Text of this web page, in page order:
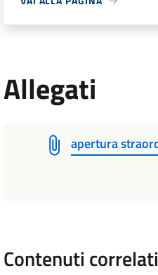
Allegati
apertura
Contenuti correlati